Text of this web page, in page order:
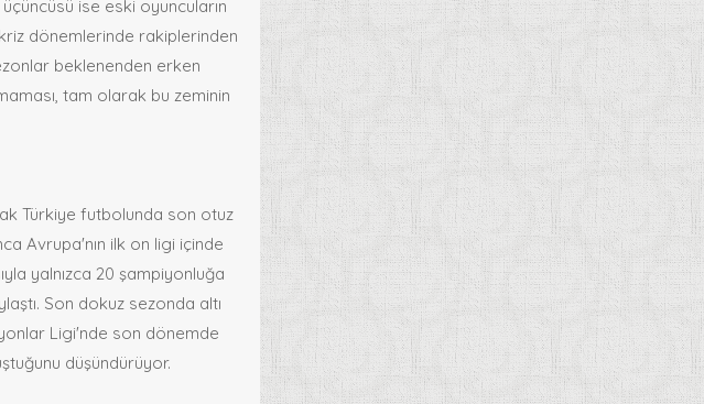
ise eski oyuncuların
dönemlerinde rakiplerinden
beklenenden erken
tam olarak bu zeminin
Türkiye futbolunda son otuz
Avrupa'nın ilk on ligi içinde
yalnızca 20 şampiyonluğa
Son dokuz sezonda altı
Ligi'nde son dönemde
düşündürüyor.